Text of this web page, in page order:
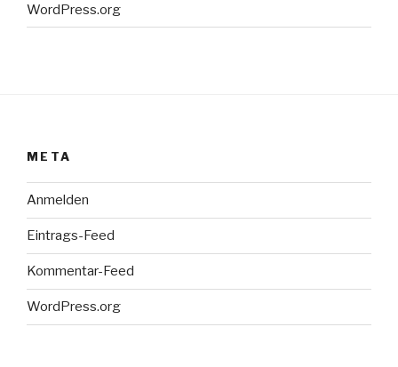
WordPress.org
META
Anmelden
Eintrags-Feed
Kommentar-Feed
WordPress.org